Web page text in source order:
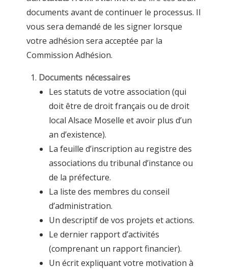
documents avant de continuer le processus. Il
vous sera demandé de les signer lorsque
votre adhésion sera acceptée par la
Commission Adhésion.
Documents nécessaires
Les statuts de votre association (qui
doit être de droit français ou de droit
local Alsace Moselle et avoir plus d’un
an d’existence).
La feuille d’inscription au registre des
associations du tribunal d’instance ou
de la préfecture.
La liste des membres du conseil
d’administration.
Un descriptif de vos projets et actions.
Le dernier rapport d’activités
(comprenant un rapport financier).
Un écrit expliquant votre motivation à